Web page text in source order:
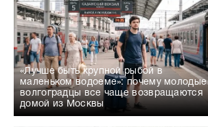
«Лучше быть крупной рыбой в
маленьком водоеме»: почему молодые
волгоградцы все чаще возвращаются
домой из Москвы